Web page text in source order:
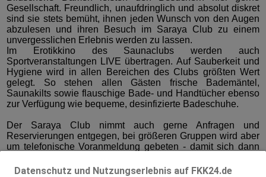
Datenschutz und Nutzungserlebnis auf FKK24.de
Gesellschaft. Freundlich, unaufdringlich und absolut diskret
sind sie stets bemüht, ihnen jeden Wunsch von den Augen
abzulesen und ihren Besuch im Saraya Club zu einem
unvergesslichen Erlebnis werden zu lassen.
Im Erotikkino des Saunaclubs werden auch
Sportveranstaltungen LIVE übertragen. Auf Sauberkeit und
Hygiene wird in allen Bereichen des Clubs größten Wert
gelegt. So stehen allen Gästen frische Bademäntel,
Saunakilts sowie flauschige Bade- und Handtücher ebenso
zur Verfügung wie bequeme, desinfizierte Badeschuhe.
Der Saraya Club nimmt auch gerne Anfragen und
Reservierungen entgegen, bei größeren Gruppen wird aber
um telefonische Voranmeldung gebeten - damit sich dann